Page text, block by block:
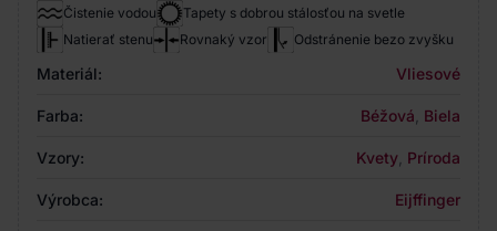
Čistenie vodou
Tapety s dobrou stálosťou na svetle
Natierať stenu
Rovnaký vzor Odstránenie bezo zvyšku
Materiál: Vliesové
Farba: Béžová Biela
Vzory: Kvety Príroda
Výrobca: Eijffinger